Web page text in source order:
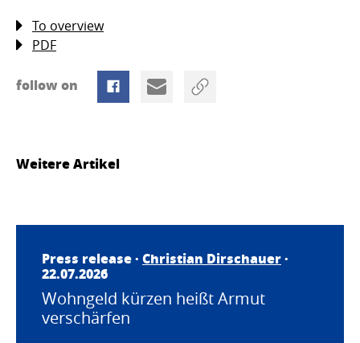
To overview
PDF
follow on
Weitere Artikel
Press release · Christian Dirschauer·
22.07.2026
Wohngeld kürzen heißt Armut
verschärfen